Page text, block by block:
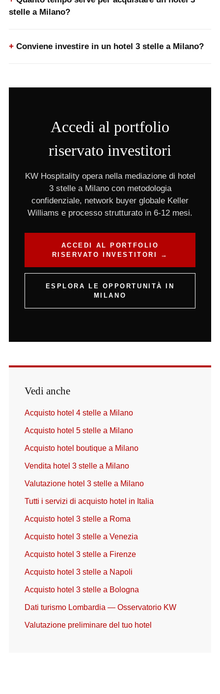
stelle a Milano?
Conviene investire in un hotel 3 stelle a Milano?
Accedi al portfolio
riservato investitori
KW Hospitality opera nella mediazione di hotel
3 stelle a Milano con metodologia
confidenziale, network buyer globale Keller
Williams e processo strutturato in 6-12 mesi.
ACCEDI AL PORTFOLIO
RISERVATO INVESTITORI →
ESPLORA LE OPPORTUNITÀ IN
MILANO
Vedi anche
Acquisto hotel 4 stelle a Milano
Acquisto hotel 5 stelle a Milano
Acquisto hotel boutique a Milano
Vendita hotel 3 stelle a Milano
Valutazione hotel 3 stelle a Milano
Tutti i servizi di acquisto hotel in Italia
Acquisto hotel 3 stelle a Roma
Acquisto hotel 3 stelle a Venezia
Acquisto hotel 3 stelle a Firenze
Acquisto hotel 3 stelle a Napoli
Acquisto hotel 3 stelle a Bologna
Dati turismo Lombardia — Osservatorio KW
Valutazione preliminare del tuo hotel